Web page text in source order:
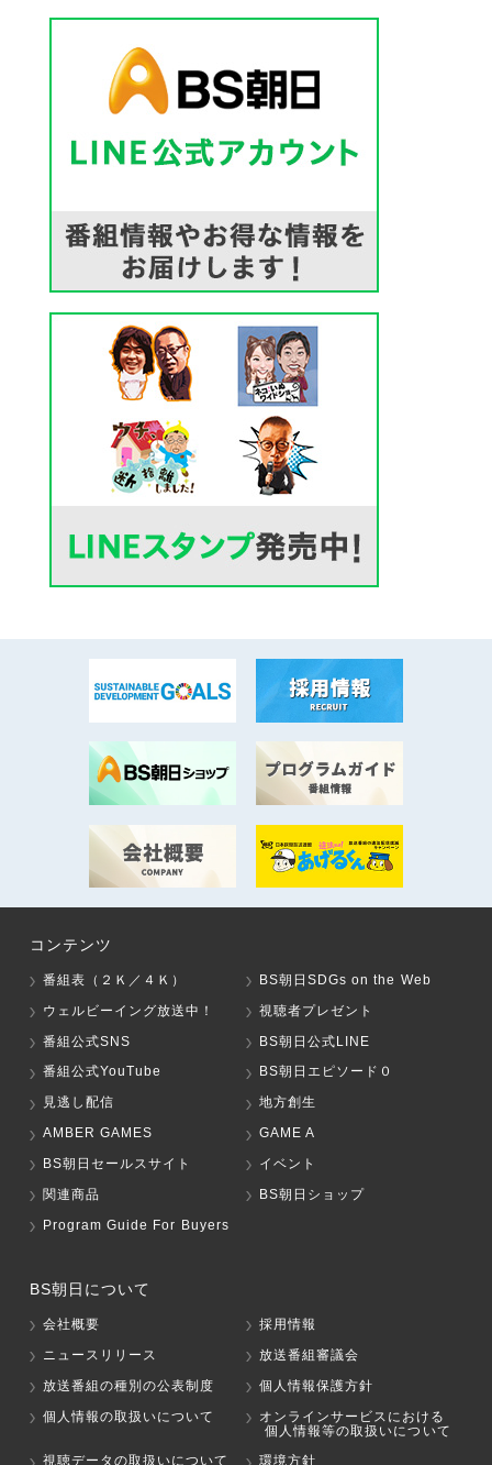
コンテンツ
番組表（２Ｋ／４Ｋ）
BS朝日SDGs on the Web
ウェルビーイング放送中！
視聴者プレゼント
番組公式SNS
BS朝日公式LINE
番組公式YouTube
BS朝日エピソード０
見逃し配信
地方創生
AMBER GAMES
GAME A
BS朝日セールスサイト
イベント
関連商品
BS朝日ショップ
Program Guide For Buyers
BS朝日について
会社概要
採用情報
ニュースリリース
放送番組審議会
放送番組の種別の公表制度
個人情報保護方針
個人情報の取扱いについて
オンラインサービスにおける
個人情報等の取扱いについて
視聴データの取扱いについて
環境方針